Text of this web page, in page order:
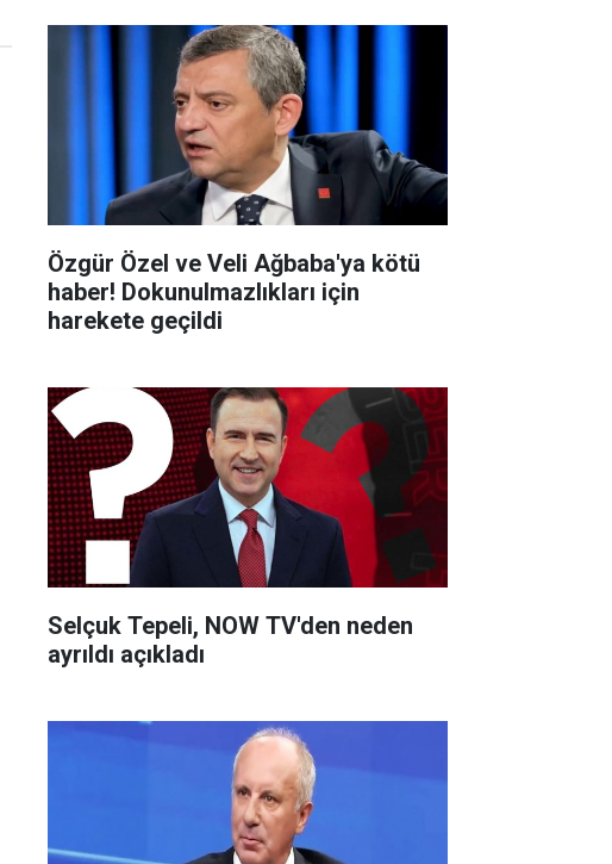
Özgür Özel ve Veli Ağbaba'ya kötü
haber! Dokunulmazlıkları için
harekete geçildi
Selçuk Tepeli, NOW TV'den neden
ayrıldı açıkladı